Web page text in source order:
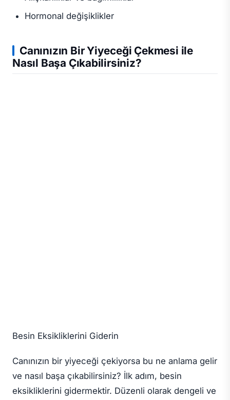
Hormonal değişiklikler
Canınızın Bir Yiyeceği Çekmesi ile
Nasıl Başa Çıkabilirsiniz?
Besin Eksikliklerini Giderin
Canınızın bir yiyeceği çekiyorsa bu ne anlama gelir
ve nasıl başa çıkabilirsiniz? İlk adım, besin
eksikliklerini gidermektir. Düzenli olarak dengeli ve